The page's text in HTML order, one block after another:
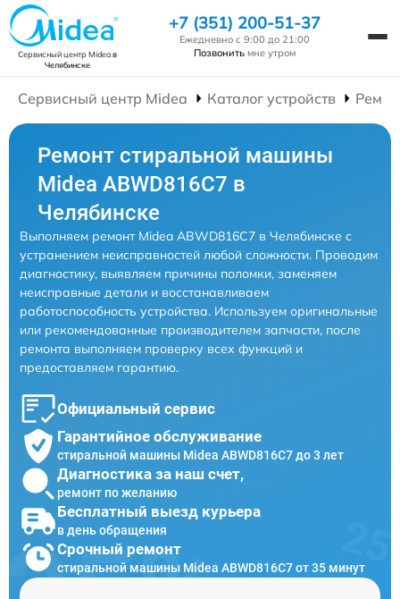
Сервисный центр Mideaв
Челябинске
+7 (351) 200-51-37
Ежедневно с 9:00 до 21:00
Позвонить мне утром
Сервисный центр Midea Каталог устройств
Ремонт стиральной машины
Midea ABWD816C7 в
Челябинске
Выполняем ремонт Midea ABWD816C7 в Челябинске с
устранением неисправностей любой сложности. Проводим
диагностику, выявляем причины поломки, заменяем
неисправные детали и восстанавливаем
работоспособность устройства. Используем оригинальные
или рекомендованные производителем запчасти, после
ремонта выполняем проверку всех функций и
предоставляем гарантию.
Официальный сервис
Гарантийное обслуживание
стиральной машины Midea ABWD816C7 до 3 лет
Диагностика за наш счет,
ремонт по желанию
Бесплатный выезд курьера
в день обращения
Срочный ремонт
стиральной машины Midea ABWD816C7 от 35 минут